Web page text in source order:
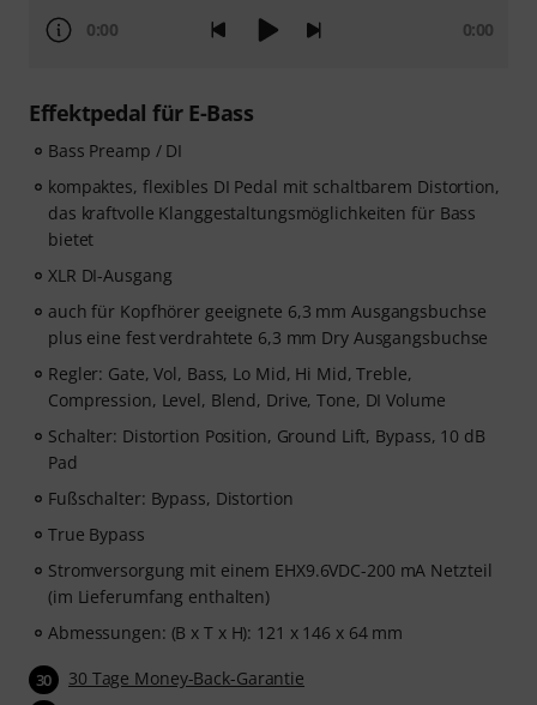
0:00 0:00
Effektpedal für E-Bass
Bass Preamp / DI
kompaktes, flexibles DI Pedal mit schaltbarem Distortion,
das kraftvolle Klanggestaltungsmöglichkeiten für Bass
bietet
XLR DI-Ausgang
auch für Kopfhörer geeignete 6,3 mm Ausgangsbuchse
plus eine fest verdrahtete 6,3 mm Dry Ausgangsbuchse
Regler: Gate, Vol, Bass, Lo Mid, Hi Mid, Treble,
Compression, Level, Blend, Drive, Tone, DI Volume
Schalter: Distortion Position, Ground Lift, Bypass, 10 dB
Pad
Fußschalter: Bypass, Distortion
True Bypass
Stromversorgung mit einem EHX9.6VDC-200 mA Netzteil
(im Lieferumfang enthalten)
Abmessungen: (B x T x H): 121 x 146 x 64 mm
30 30 Tage Money-Back-Garantie